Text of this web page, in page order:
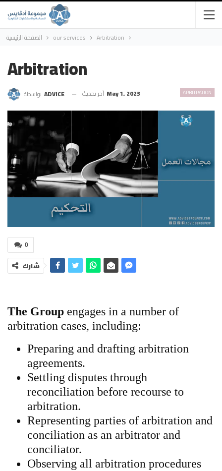
الصفحة الرئيسية our services Arbitration
Arbitration
ARBITRATION
ADVICE May 1, 2023
0
شارك
The Group engages in a number of
arbitration cases, including:
Preparing and drafting arbitration
agreements.
Settling disputes through
reconciliation before recourse to
arbitration.
Representing parties of arbitration and
conciliation as an arbitrator and
conciliator.
Observing all arbitration procedures